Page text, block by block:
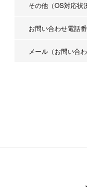
その他（OS対応状
お問い合わせ電話
メール（お問い合